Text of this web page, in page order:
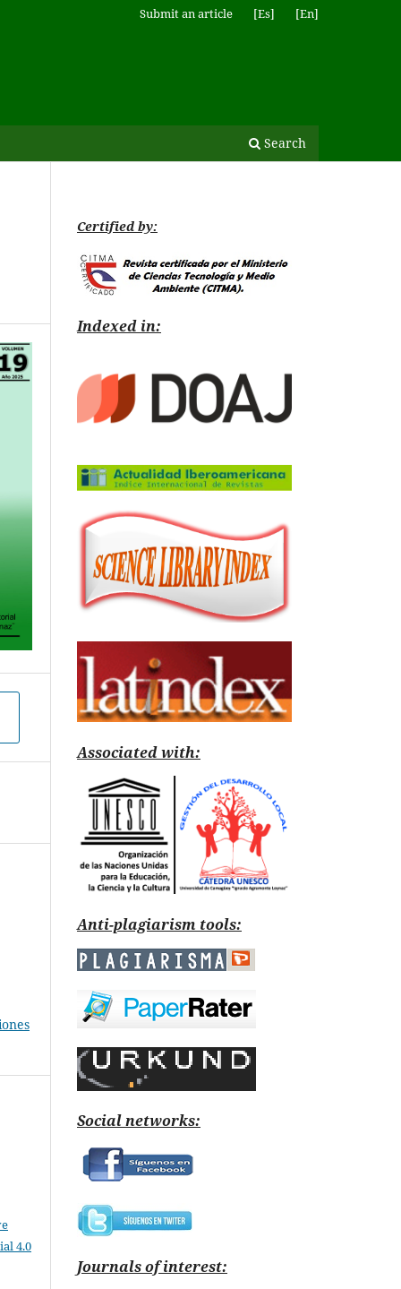
Search
Submit an article [Es] [En]
4.0
Certified by:
Indexed in:
Associated with:
Anti-plagiarism tools:
Social networks:
Journals of interest: